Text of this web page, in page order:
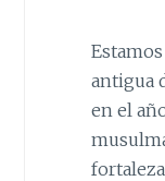
antigua
en el